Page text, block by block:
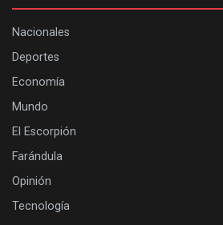
Nacionales
Deportes
Economía
Mundo
El Escorpión
Farándula
Opinión
Tecnología